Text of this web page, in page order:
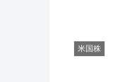
米国株